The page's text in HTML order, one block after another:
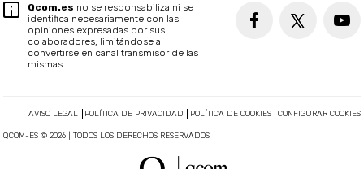
Qcom.es no se responsabiliza ni se
identifica necesariamente con las
opiniones expresadas por sus
colaboradores, limitándose a
convertirse en canal transmisor de las
mismas
AVISO LEGAL POLÍTICA DE PRIVACIDAD POLÍTICA DE COOKIES CONFIGURAR COOKIES
QCOM-ES © 2026 | TODOS LOS DERECHOS RESERVADOS